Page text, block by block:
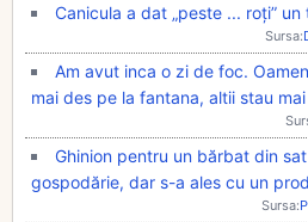
Canicula a dat „peste ... roți”
Sursa:
Am avut inca o zi de foc.
mai des pe la fantana, altii stau
Ghinion pentru un bărbat din
gospodărie, dar s-a ales cu un
Sursa: